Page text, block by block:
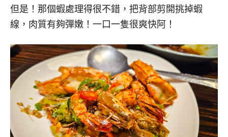
但是！那個蝦處理得很不錯，把背部剪開挑掉蝦
線，肉質有夠彈嫩！一口一隻很爽快阿！